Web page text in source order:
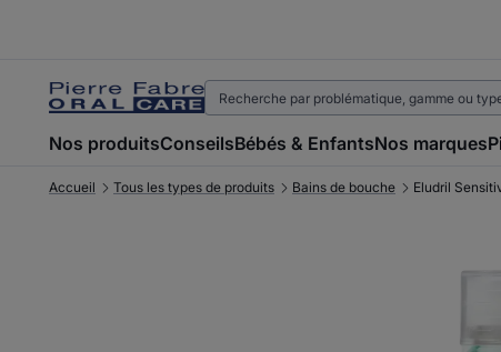
Nos produitsConseilsBébés & EnfantsNos marques
Accueil Tous les types de produits Bains de bouche Eludril